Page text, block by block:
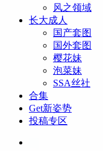
风之领域
长大成人
国产套图
国外套图
樱花妹
泡菜妹
SSA丝社
合集
Get新姿势
投稿专区